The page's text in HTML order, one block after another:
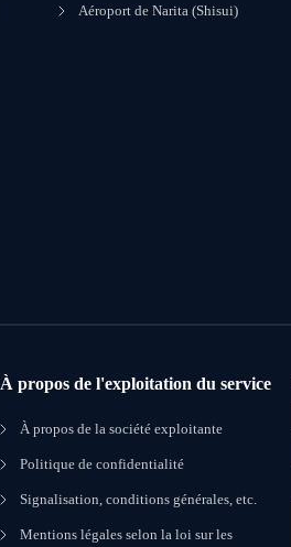
Aéroport de Narita (Shisui)
À propos de l'exploitation du service
À propos de la société exploitante
Politique de confidentialité
Signalisation, conditions générales, etc.
Mentions légales selon la loi sur les